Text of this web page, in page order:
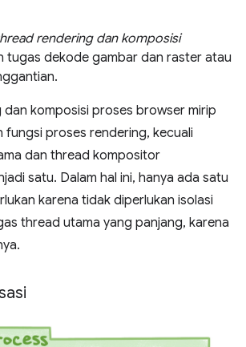
rendering dan komposisi
tugas dekode gambar dan raster atau
komposisi proses browser mirip
fungsi proses rendering, kecuali
dan thread kompositor
satu. Dalam hal ini, hanya ada satu
karena tidak diperlukan isolasi
thread utama yang panjang, karena